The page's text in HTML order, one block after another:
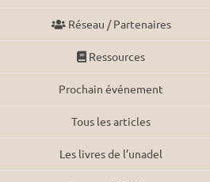
Réseau / Partenaires
Ressources
Prochain événement
Tous les articles
Les livres de l’unadel